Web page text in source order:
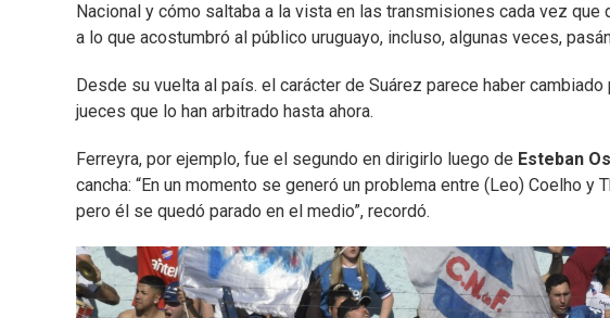
Nacional y cómo saltaba a la vista en las transmisiones cada vez que
a lo que acostumbró al público uruguayo, incluso, algunas veces,
Desde su vuelta al país. el carácter de Suárez parece haber
jueces que lo han arbitrado hasta ahora.
Ferreyra, por ejemplo, fue el segundo en dirigirlo luego de Esteban
cancha: “En un momento se generó un problema entre (Leo) Coelho
pero él se quedó parado en el medio”, recordó.